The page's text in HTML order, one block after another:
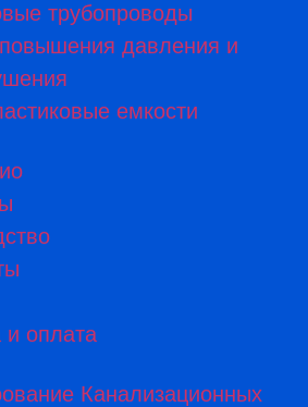
трубопроводы​
давления и
емкости
и оплата
Канализационных